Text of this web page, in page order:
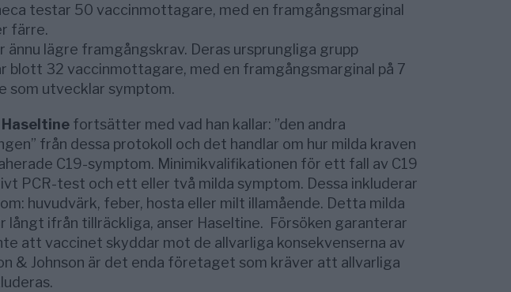
testar 50 vaccinmottagare, med en framgångsmarginal
färre.
ännu lägre framgångskrav. Deras ursprungliga grupp
blott 32 vaccinmottagare, med en framgångsmarginal på 7
som utvecklar symptom.
fortsätter med vad han kallar: ”den andra
från dessa protokoll och det handlar om hur milda kraven
C19-symptom. Minimikvalifikationen för ett fall av C19
PCR-test och ett eller två milda symptom. Dessa inkluderar
huvudvärk, feber, hosta eller milt illamående. Detta milda
långt ifrån tillräckliga, anser Haseltine. Försöken garanterar
att vaccinet skyddar mot de allvarliga konsekvenserna av
& Johnson är det enda företaget som kräver att allvarliga